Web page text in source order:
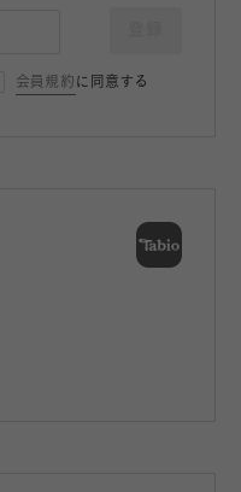
会員規約 に同意する